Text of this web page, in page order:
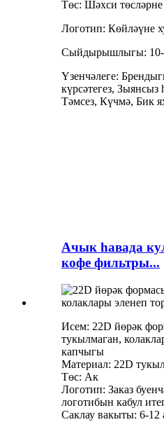
Төс: Шәхси төсләрне
Логотип: Көйләүне
Сыйдырышлыгы: 10-
Үзенчәлеге:
күрсәтегез,
Тәмсез, Күчмә, Бик
Ачык һавада
кофе фильтры...
Исем: 22D йөрәк
тукылмаган,
капчыгы
Материал: 22D
Төс: Ак
Логотип: Заказ
логотибын кабул
Саклау вакыты: 6-12